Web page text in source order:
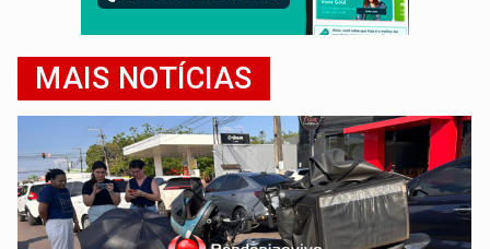
MAIS NOTÍCIAS